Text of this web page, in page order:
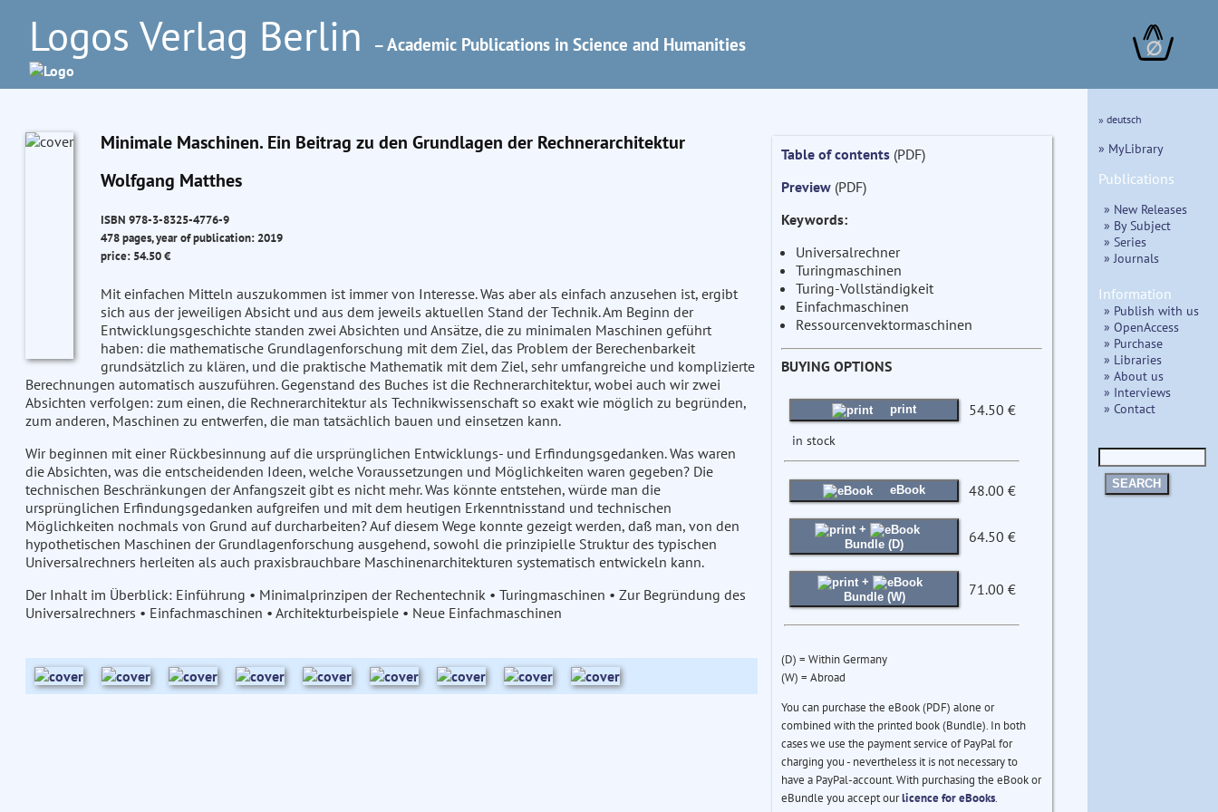
Logos Verlag Berlin – Academic Publications in Science and Humanities ∅
Minimale Maschinen. Ein Beitrag zu den Grundlagen der Rechnerarchitektur
Wolfgang Matthes
ISBN 978-3-8325-4776-9
478 pages, year of publication: 2019
price: 54.50 €
Mit einfachen Mitteln auszukommen ist immer von Interesse. Was aber als einfach anzusehen ist, ergibt
sich aus der jeweiligen Absicht und aus dem jeweils aktuellen Stand der Technik. Am Beginn der
Entwicklungsgeschichte standen zwei Absichten und Ansätze, die zu minimalen Maschinen geführt
haben: die mathematische Grundlagenforschung mit dem Ziel, das Problem der Berechenbarkeit
grundsätzlich zu klären, und die praktische Mathematik mit dem Ziel, sehr umfangreiche und komplizierte
Berechnungen automatisch auszuführen. Gegenstand des Buches ist die Rechnerarchitektur, wobei auch wir zwei
Absichten verfolgen: zum einen, die Rechnerarchitektur als Technikwissenschaft so exakt wie möglich zu begründen,
zum anderen, Maschinen zu entwerfen, die man tatsächlich bauen und einsetzen kann.
Wir beginnen mit einer Rückbesinnung auf die ursprünglichen Entwicklungs- und Erfindungsgedanken. Was waren
die Absichten, was die entscheidenden Ideen, welche Voraussetzungen und Möglichkeiten waren gegeben? Die
technischen Beschränkungen der Anfangszeit gibt es nicht mehr. Was könnte entstehen, würde man die
ursprünglichen Erfindungsgedanken aufgreifen und mit dem heutigen Erkenntnisstand und technischen
Möglichkeiten nochmals von Grund auf durcharbeiten? Auf diesem Wege konnte gezeigt werden, daß man, von den
hypothetischen Maschinen der Grundlagenforschung ausgehend, sowohl die prinzipielle Struktur des typischen
Universalrechners herleiten als auch praxisbrauchbare Maschinenarchitekturen systematisch entwickeln kann.
Der Inhalt im Überblick: Einführung • Minimalprinzipen der Rechentechnik • Turingmaschinen • Zur Begründung des
Universalrechners • Einfachmaschinen • Architekturbeispiele • Neue Einfachmaschinen
Table of contents(PDF)
Preview(PDF)
Keywords:
Universalrechner
Turingmaschinen
Turing-Vollständigkeit
Einfachmaschinen
Ressourcenvektormaschinen
BUYING OPTIONS
print 54.50 €
in stock
eBook 48.00 €
+
Bundle (D)
64.50 €
+
Bundle (W)
71.00 €
(D) = Within Germany
(W) = Abroad
You can purchase the eBook (PDF) alone or
combined with the printed book (Bundle). In both
cases we use the payment service of PayPal for
charging you - nevertheless it is not necessary to
have a PayPal-account. With purchasing the eBook or
eBundle you accept ourlicence for eBooks.
» deutsch
» MyLibrary
Publications
» New Releases
» By Subject
» Series
» Journals
Information
» Publish with us
» OpenAccess
» Purchase
» Libraries
» About us
» Interviews
» Contact
SEARCH